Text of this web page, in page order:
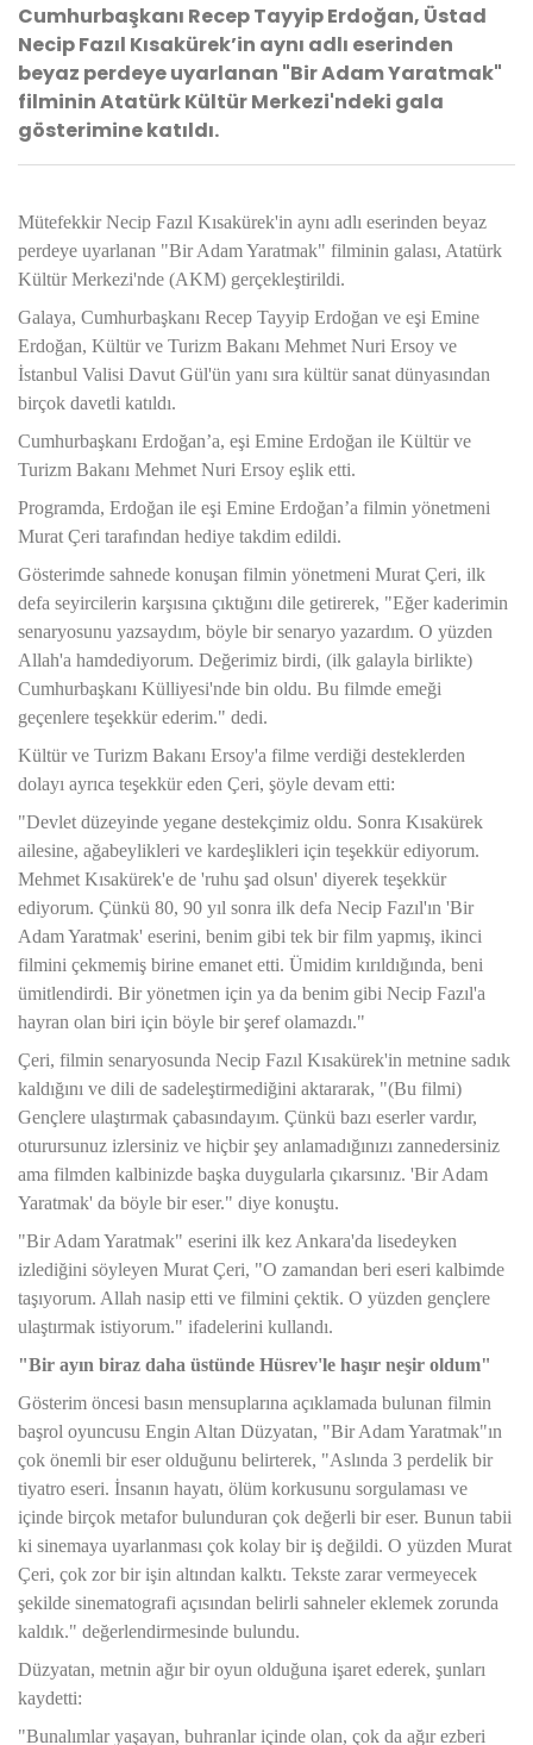
Cumhurbaşkanı Recep Tayyip Erdoğan, Üstad
Necip Fazıl Kısakürek’in aynı adlı eserinden
beyaz perdeye uyarlanan "Bir Adam Yaratmak"
filminin Atatürk Kültür Merkezi'ndeki gala
gösterimine katıldı.
Mütefekkir Necip Fazıl Kısakürek'in aynı adlı eserinden beyaz
perdeye uyarlanan "Bir Adam Yaratmak" filminin galası, Atatürk
Kültür Merkezi'nde (AKM) gerçekleştirildi.
Galaya, Cumhurbaşkanı Recep Tayyip Erdoğan ve eşi Emine
Erdoğan, Kültür ve Turizm Bakanı Mehmet Nuri Ersoy ve
İstanbul Valisi Davut Gül'ün yanı sıra kültür sanat dünyasından
birçok davetli katıldı.
Cumhurbaşkanı Erdoğan’a, eşi Emine Erdoğan ile Kültür ve
Turizm Bakanı Mehmet Nuri Ersoy eşlik etti.
Programda, Erdoğan ile eşi Emine Erdoğan’a filmin yönetmeni
Murat Çeri tarafından hediye takdim edildi.
Gösterimde sahnede konuşan filmin yönetmeni Murat Çeri, ilk
defa seyircilerin karşısına çıktığını dile getirerek, "Eğer kaderimin
senaryosunu yazsaydım, böyle bir senaryo yazardım. O yüzden
Allah'a hamdediyorum. Değerimiz birdi, (ilk galayla birlikte)
Cumhurbaşkanı Külliyesi'nde bin oldu. Bu filmde emeği
geçenlere teşekkür ederim." dedi.
Kültür ve Turizm Bakanı Ersoy'a filme verdiği desteklerden
dolayı ayrıca teşekkür eden Çeri, şöyle devam etti:
"Devlet düzeyinde yegane destekçimiz oldu. Sonra Kısakürek
ailesine, ağabeylikleri ve kardeşlikleri için teşekkür ediyorum.
Mehmet Kısakürek'e de 'ruhu şad olsun' diyerek teşekkür
ediyorum. Çünkü 80, 90 yıl sonra ilk defa Necip Fazıl'ın 'Bir
Adam Yaratmak' eserini, benim gibi tek bir film yapmış, ikinci
filmini çekmemiş birine emanet etti. Ümidim kırıldığında, beni
ümitlendirdi. Bir yönetmen için ya da benim gibi Necip Fazıl'a
hayran olan biri için böyle bir şeref olamazdı."
Çeri, filmin senaryosunda Necip Fazıl Kısakürek'in metnine sadık
kaldığını ve dili de sadeleştirmediğini aktararak, "(Bu filmi)
Gençlere ulaştırmak çabasındayım. Çünkü bazı eserler vardır,
oturursunuz izlersiniz ve hiçbir şey anlamadığınızı zannedersiniz
ama filmden kalbinizde başka duygularla çıkarsınız. 'Bir Adam
Yaratmak' da böyle bir eser." diye konuştu.
"Bir Adam Yaratmak" eserini ilk kez Ankara'da lisedeyken
izlediğini söyleyen Murat Çeri, "O zamandan beri eseri kalbimde
taşıyorum. Allah nasip etti ve filmini çektik. O yüzden gençlere
ulaştırmak istiyorum." ifadelerini kullandı.
"Bir ayın biraz daha üstünde Hüsrev'le haşır neşir oldum"
Gösterim öncesi basın mensuplarına açıklamada bulunan filmin
başrol oyuncusu Engin Altan Düzyatan, "Bir Adam Yaratmak"ın
çok önemli bir eser olduğunu belirterek, "Aslında 3 perdelik bir
tiyatro eseri. İnsanın hayatı, ölüm korkusunu sorgulaması ve
içinde birçok metafor bulunduran çok değerli bir eser. Bunun tabii
ki sinemaya uyarlanması çok kolay bir iş değildi. O yüzden Murat
Çeri, çok zor bir işin altından kalktı. Tekste zarar vermeyecek
şekilde sinematografi açısından belirli sahneler eklemek zorunda
kaldık." değerlendirmesinde bulundu.
Düzyatan, metnin ağır bir oyun olduğuna işaret ederek, şunları
kaydetti:
"Bunalımlar yaşayan, buhranlar içinde olan, çok da ağır ezberi